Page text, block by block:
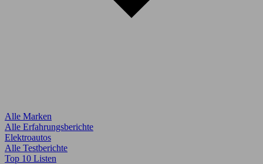
Alle Marken
Alle Erfahrungsberichte
Elektroautos
Alle Testberichte
Top 10 Listen